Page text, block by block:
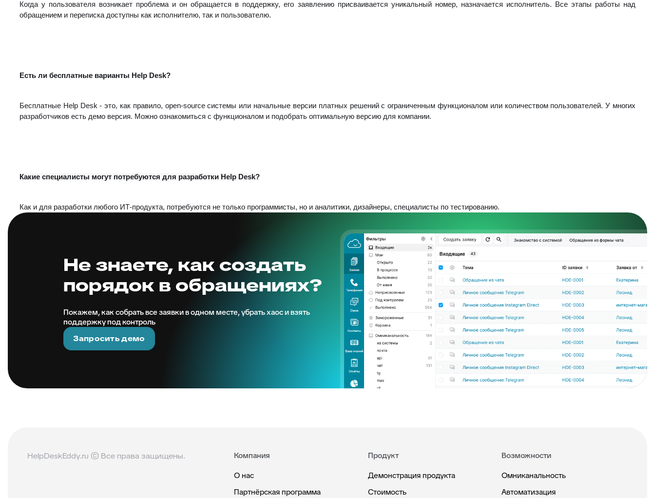
Когда у пользователя возникает проблема и он обращается в поддержку, его заявлению присваивается уникальный номер, назначается исполнитель. Все этапы работы над
обращением и переписка доступны как исполнителю, так и пользователю.
Есть ли бесплатные варианты Help Desk?
Бесплатные Help Desk - это, как правило, open-source системы или начальные версии платных решений с ограниченным функционалом или количеством пользователей. У многих
разработчиков есть демо версия. Можно ознакомиться с функционалом и подобрать оптимальную версию для компании.
Какие специалисты могут потребуются для разработки Help Desk?
Как и для разработки любого ИТ-продукта, потребуются не только программисты, но и аналитики, дизайнеры, специалисты по тестированию.
Не знаете, как создать
порядок в обращениях?
Покажем, как собрать все заявки в одном месте, убрать хаос и взять
поддержку под контроль
Запросить демо
HelpDeskEddy.ru © Все права защищены.
Компания
О нас
Партнёрская программа
Продукт
Демонстрация продукта
Стоимость
Возможности
Омниканальность
Автоматизация